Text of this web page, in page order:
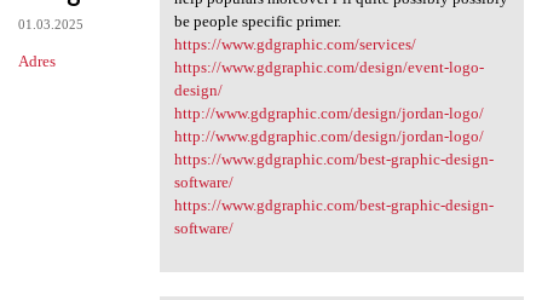
01.03.2025
Adres
be people specific primer.
https://www.gdgraphic.com/services/
https://www.gdgraphic.com/design/event-logo-
design/
http://www.gdgraphic.com/design/jordan-logo/
http://www.gdgraphic.com/design/jordan-logo/
https://www.gdgraphic.com/best-graphic-design-
software/
https://www.gdgraphic.com/best-graphic-design-
software/